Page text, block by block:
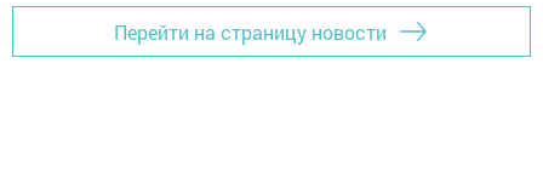
Перейти на страницу новости